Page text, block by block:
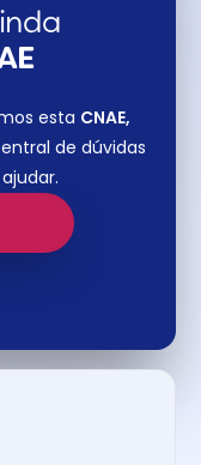
esta CNAE,
de dúvidas